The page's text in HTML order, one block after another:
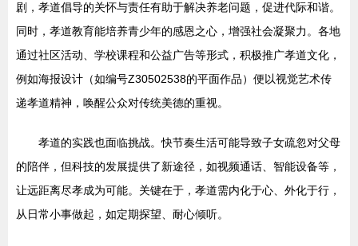
剧，孝道倡导的关怀与责任有助于解决养老问题，促进代际和谐。
同时，孝道教育能培养青少年的感恩之心，增强社会凝聚力。各地
通过社区活动、学校课程和公益广告等形式，积极推广孝道文化，
例如海报设计（如编号Z30502538的平面作品）便以视觉艺术传
递孝道精神，唤醒公众对传统美德的重视。
孝道的实践也面临挑战。快节奏生活可能导致子女疏忽对父母
的陪伴，但科技的发展提供了新途径，如视频通话、智能设备等，
让远距离尽孝成为可能。关键在于，孝道需内化于心、外化于行，
从日常小事做起，如定期探望、耐心倾听。